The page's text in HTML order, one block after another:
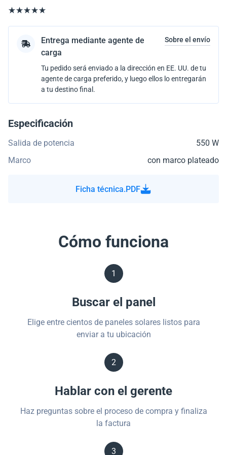
Entrega mediante agente de
carga
Sobre el envío
Tu pedido será enviado a la dirección en EE. UU. de tu
agente de carga preferido, y luego ellos lo entregarán
a tu destino final.
Especificación
Salida de potencia
550 W
Marco
con marco plateado
Ficha técnica.PDF
Cómo funciona
1
Buscar el panel
Elige entre cientos de paneles solares listos para
enviar a tu ubicación
2
Hablar con el gerente
Haz preguntas sobre el proceso de compra y finaliza
la factura
3